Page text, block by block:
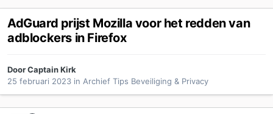
AdGuard prijst Mozilla voor het redden van
adblockers in Firefox
DoorCaptain Kirk
25 februari 2023 in Archief Tips Beveiliging & Privacy